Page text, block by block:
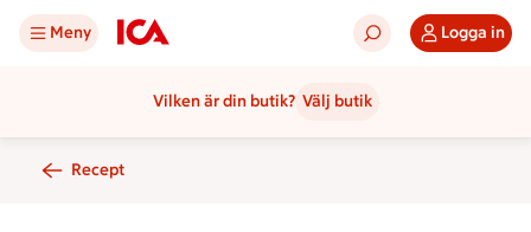
Meny Logga in
Vilken är din butik? Välj butik
Recept